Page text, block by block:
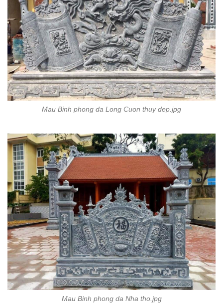
Mau Binh phong da Long Cuon thuy dep.jpg
Mau Binh phong da Nha tho.jpg